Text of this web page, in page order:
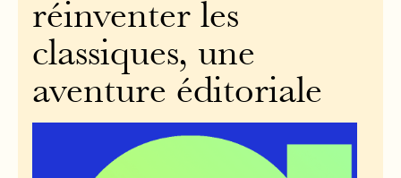
réinventer les
classiques, une
aventure éditoriale